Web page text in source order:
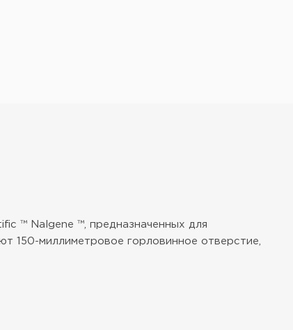
™ Nalgene ™, предназначенных для
150-миллиметровое горловинное отверстие,